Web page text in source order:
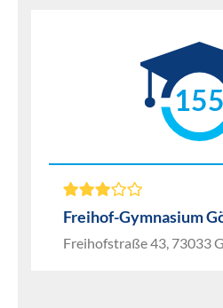
155
Freihof-Gymnasium
Freihofstraße 43, 73033